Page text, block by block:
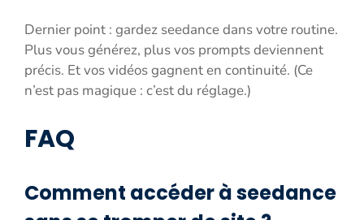
Dernier point : gardez seedance dans votre routine.
Plus vous générez, plus vos prompts deviennent
précis. Et vos vidéos gagnent en continuité. (Ce
n’est pas magique : c’est du réglage.)
FAQ
Comment accéder à seedance